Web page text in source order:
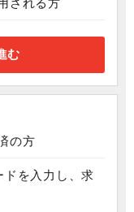
される方
の方
を入力し、求